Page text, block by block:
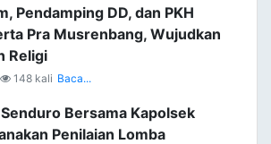
Pendamping DD, dan PKH
Pra Musrenbang, Wujudkan
Religi
148 kali Baca...
Bersama Kapolsek
Penilaian Lomba